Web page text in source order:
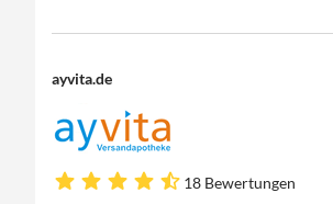
ayvita.de
18 Bewertungen